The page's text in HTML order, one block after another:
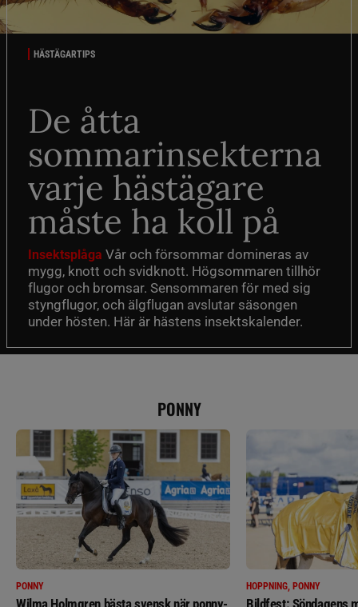
HÄSTÄGARTIPS
De åtta
sommarinsekterna
varje hästägare
måste ha koll på
Insektsplåga Vår och försommar domineras av
mygg, knott och svidknott. Högsommaren tillhör
flugor och bromsar. Sensommaren för med sig
styngflugor, och älgflugan avslutar säsongen
under hösten. Här är hästens insektskalender.
PONNY
PONNY
Wilma Holmgren bästa svensk när ponny-
HOPPNING, PONNY
Bildfest: Söndagens